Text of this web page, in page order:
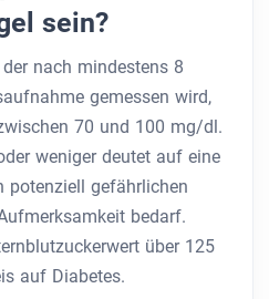
sein?
nach mindestens 8
gemessen wird,
70 und 100 mg/dl.
weniger deutet auf eine
potenziell gefährlichen
bedarf.
über 125
auf Diabetes.